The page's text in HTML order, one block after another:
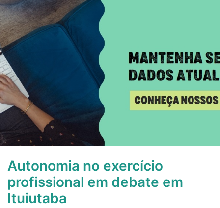
Autonomia no exercício
profissional em debate em
Ituiutaba